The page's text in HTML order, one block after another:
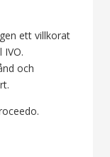
ett villkorat
och